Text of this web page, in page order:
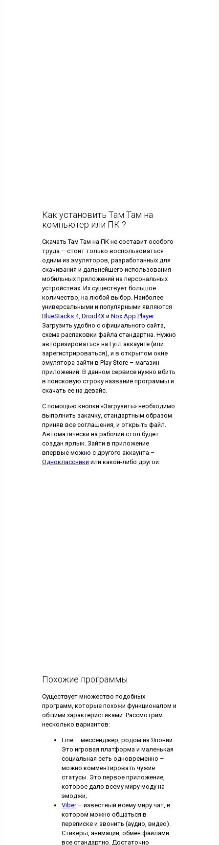
Как установить Там Там на
компьютер или ПК ?
Скачать Там Там на ПК не составит особого
труда – стоит только воспользоваться
одним из эмуляторов, разработанных для
скачивания и дальнейшего использования
мобильных приложений на персональных
устройствах. Их существует большое
количество, на любой выбор. Наиболее
универсальными и популярными являются
BlueStacks 4, Droid4Xи Nox App Player.
Загрузить удобно с официального сайта,
схема распаковки файла стандартна. Нужно
авторизироваться на Гугл аккаунте (или
зарегистрироваться), и в открытом окне
эмулятора зайти в Play Store – магазин
приложений. В данном сервисе нужно вбить
в поисковую строку название программы и
скачать ее на девайс.
С помощью кнопки «Загрузить» необходимо
выполнить закачку, стандартным образом
приняв все соглашения, и открыть файл.
Автоматически на рабочий стол будет
создан ярлык. Зайти в приложение
впервые можно с другого аккаунта –
Одноклассники или какой-либо другой.
Похожие программы
Существует множество подобных
программ, которые похожи функционалом и
общими характеристиками. Рассмотрим
несколько вариантов:
Line – мессенджер, родом из Японии.
Это игровая платформа и маленькая
социальная сеть одновременно –
можно комментировать чужие
статусы. Это первое приложение,
которое дало всему миру моду на
эмоджи;
Viber– известный всему миру чат, в
котором можно общаться в
переписке и звонить (аудио, видео).
Стикеры, анимации, обмен файлами –
все стандартно. Достаточно